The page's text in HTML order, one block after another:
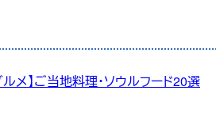
メ】ご当地料理・ソウルフード20選